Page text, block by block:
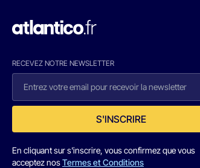
RECEVEZ NOTRE NEWSLETTER
S'INSCRIRE
En cliquant sur s'inscrire, vous confirmez que vous
acceptez nosTermes et Conditions